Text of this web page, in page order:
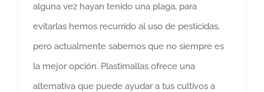
alguna vez hayan tenido una plaga, para
evitarlas hemos recurrido al uso de pesticidas,
pero actualmente sabemos que no siempre es
la mejor opción. Plastimallas ofrece una
alternativa que puede ayudar a tus cultivos a